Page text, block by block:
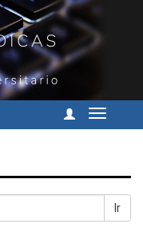
Cambiar
Ir